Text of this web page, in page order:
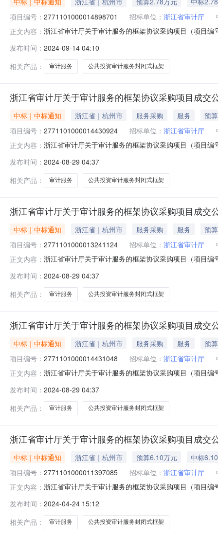
项目编号： 2771101000014898701 招标单位： 浙江省审计厅
正文内容： 浙江省审计厅关于审计服务的框架协议采购项目（项目
划编码:339900项目所在行政区划名称:浙江省本级报价
发布时间： 2024-09-14 04:10
相关产品：
审计服务 公共投资审计服务封闭式框架
浙江省审计厅关于审计服务的框架协议采购项目成交
中标｜中标通知 浙江省｜杭州市 服务采购 服务
预
项目编号： 2771101000014430924 招标单位： 浙江省审计厅
正文内容： 浙江省审计厅关于审计服务的框架协议采购项目（项目
划编码:339900项目所在行政区划名称:浙江省本级报价
发布时间： 2024-08-29 04:37
相关产品：
审计服务 公共投资审计服务封闭式框架
浙江省审计厅关于审计服务的框架协议采购项目成交
中标｜中标通知 浙江省｜杭州市 服务采购 服务
预
项目编号： 2771101000013241124 招标单位： 浙江省审计厅
正文内容： 浙江省审计厅关于审计服务的框架协议采购项目（项目
划编码:339900项目所在行政区划名称:浙江省本级报价
发布时间： 2024-08-29 04:37
相关产品：
审计服务 公共投资审计服务封闭式框架
浙江省审计厅关于审计服务的框架协议采购项目成交
中标｜中标通知 浙江省｜杭州市 服务采购 服务
预
项目编号： 2771101000014431048 招标单位： 浙江省审计厅
正文内容： 浙江省审计厅关于审计服务的框架协议采购项目（项目
划编码:339900项目所在行政区划名称:浙江省本级报价
发布时间： 2024-08-29 04:37
相关产品：
审计服务 公共投资审计服务封闭式框架
浙江省审计厅关于审计服务的框架协议采购项目成交
中标｜中标通知 浙江省｜杭州市 预算6.10万元
中标
项目编号： 2771101000011397085 招标单位： 浙江省审计厅
正文内容： 浙江省审计厅关于审计服务的框架协议采购项目（项目
划编码:339900项目所在行政区划名称:浙江省本级报价
发布时间： 2024-04-24 15:12
相关产品：
审计服务 公共投资审计服务封闭式框架